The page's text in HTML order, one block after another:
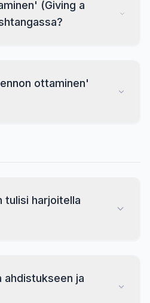
(Giving a
ottaminen'
tulisi harjoitella
ahdistukseen ja